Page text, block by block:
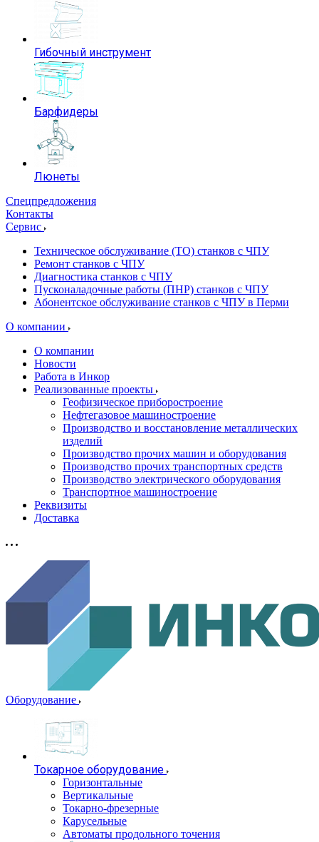
Гибочный инструмент
Барфидеры
Люнеты
Спецпредложения
Контакты
Сервис
Техническое обслуживание (ТО) станков с ЧПУ
Ремонт станков с ЧПУ
Диагностика станков с ЧПУ
Пусконаладочные работы (ПНР) станков с ЧПУ
Абонентское обслуживание станков с ЧПУ в Перми
О компании
О компании
Новости
Работа в Инкор
Реализованные проекты
Геофизическое приборостроение
Нефтегазовое машиностроение
Производство и восстановление металлических
изделий
Производство прочих машин и оборудования
Производство прочих транспортных средств
Производство электрического оборудования
Транспортное машиностроение
Реквизиты
Доставка
Оборудование
Токарное оборудование
Горизонтальные
Вертикальные
Токарно-фрезерные
Карусельные
Автоматы продольного точения